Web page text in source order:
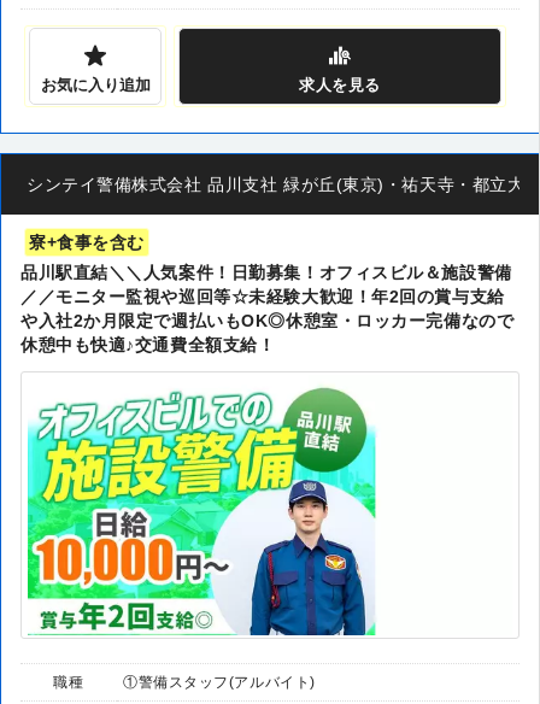
お気に入り追加 求人 を見る
シンテイ警備株式会社 品川支社 緑が丘(東京)・祐天寺・都立大
寮+食事を含む
品川駅直結＼＼人気案件！日勤募集！オフィスビル＆施設警備
／／モニター監視や巡回等☆未経験大歓迎！年2回の賞与支給
や入社2か月限定で週払いもOK◎休憩室・ロッカー完備なので
休憩中も快適♪交通費全額支給！
職種 ①警備スタッフ(アルバイト)